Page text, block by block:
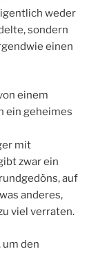
weder
sondern
einen
einem
ein geheimes
mit
zwar ein
auf
anderes,
viel verraten.
um den